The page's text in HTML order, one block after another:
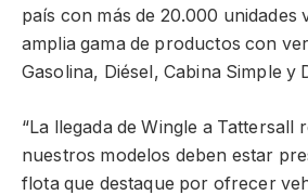
país con más de 20.000 unidades
amplia gama de productos con
Gasolina, Diésel, Cabina Simple y
“La llegada de Wingle a Tattersall
nuestros modelos deben estar
flota que destaque por ofrecer